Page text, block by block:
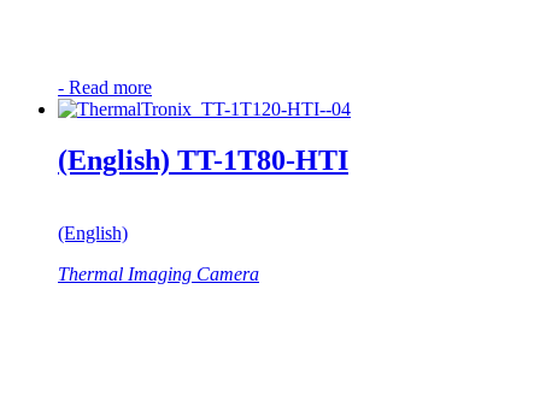
- Read more
(English) TT-1T80-HTI
(English)
Thermal Imaging Camera